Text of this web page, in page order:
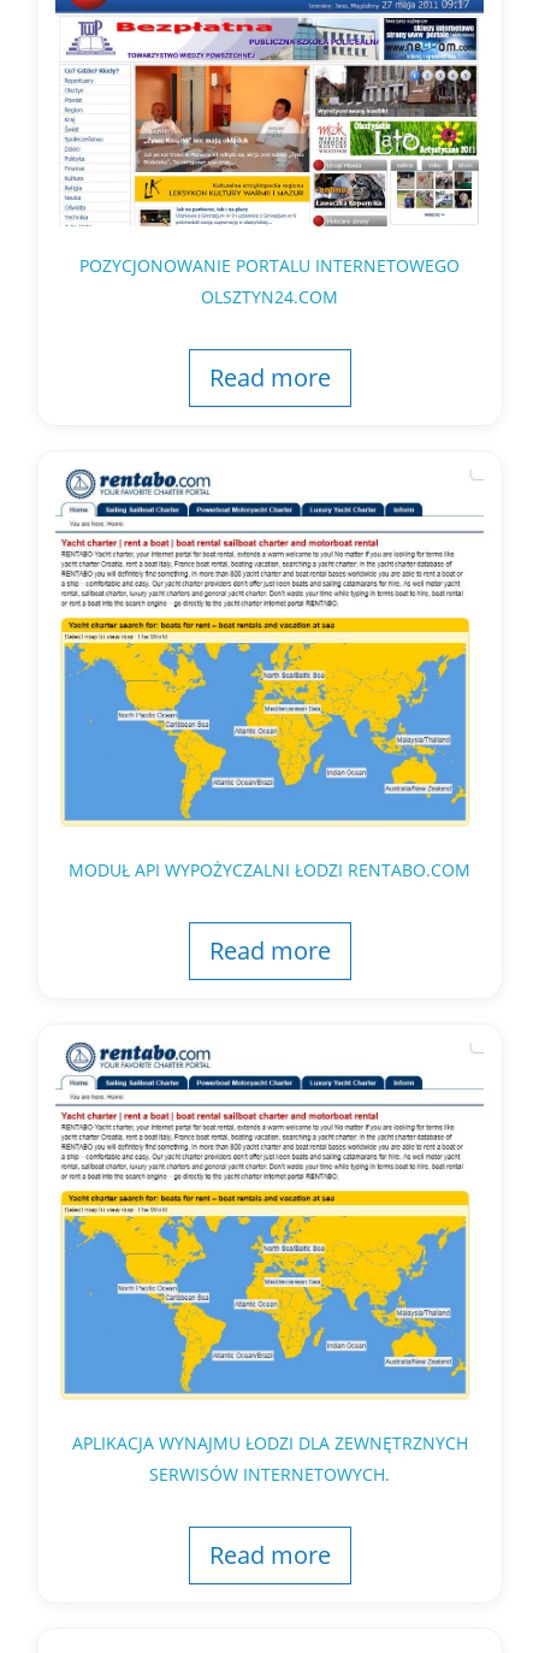
POZYCJONOWANIE PORTALU INTERNETOWEGO
OLSZTYN24.COM
Read more
MODUŁ API WYPOŻYCZALNI ŁODZI RENTABO.COM
Read more
APLIKACJA WYNAJMU ŁODZI DLA ZEWNĘTRZNYCH
SERWISÓW INTERNETOWYCH.
Read more